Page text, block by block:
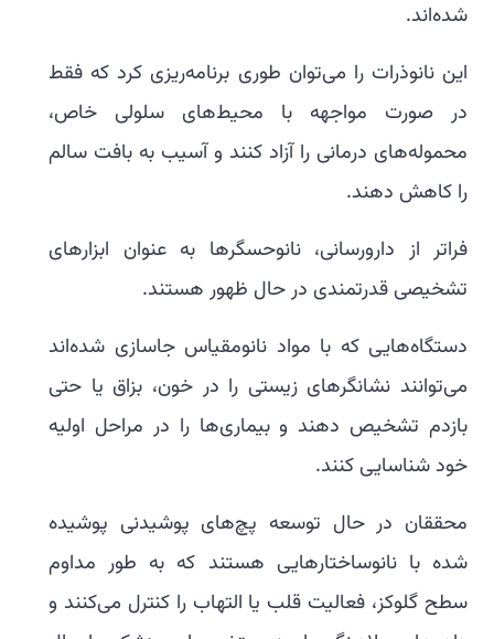
شده‌اند.
این نانوذرات را می‌توان طوری برنامه‌ریزی کرد که فقط
در صورت مواجهه با محیط‌های سلولی خاص،
محموله‌های درمانی را آزاد کنند و آسیب به بافت سالم
را کاهش دهند.
فراتر از دارورسانی، نانوحسگرها به عنوان ابزارهای
تشخیصی قدرتمندی در حال ظهور هستند.
دستگاه‌هایی که با مواد نانومقیاس جاسازی شده‌اند
می‌توانند نشانگرهای زیستی را در خون، بزاق یا حتی
بازدم تشخیص دهند و بیماری‌ها را در مراحل اولیه
خود شناسایی کنند.
محققان در حال توسعه پچ‌های پوشیدنی پوشیده
شده با نانوساختارهایی هستند که به طور مداوم
سطح گلوکز، فعالیت قلب یا التهاب را کنترل می‌کنند و